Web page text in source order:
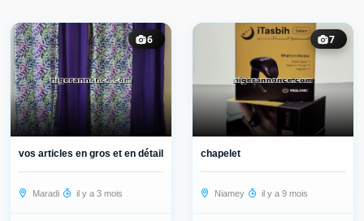
6
vos articles en gros et en détails
Maradi il y a 3 mois
7
chapelet
Niamey il y a 9 mois